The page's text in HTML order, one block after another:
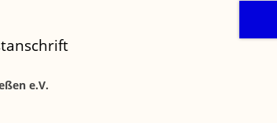
e.V.